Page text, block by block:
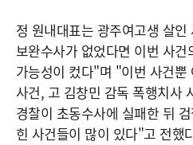
정 원내대표는 광주여고생 살
보완수사가 없었다면 이번 사
가능성이 컸다"며 "이번 사건뿐
사건, 고 김창민 감독 폭행치사
경찰이 초동수사에 실패한 뒤
힌 사건들이 많이 있다"고 전했